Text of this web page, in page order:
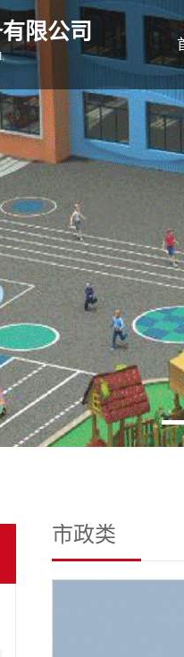
限公司
市政类